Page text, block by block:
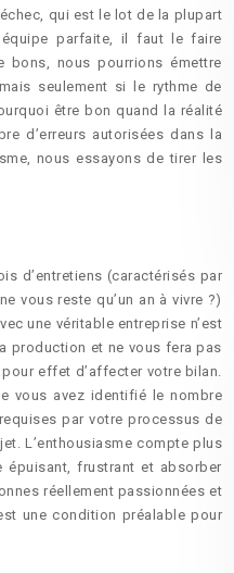
qui est le lot de la plupart
parfaite, il faut le faire
nous pourrions émettre
seulement si le rythme de
être bon quand la réalité
d’erreurs autorisées dans la
nous essayons de tirer les
d’entretiens (caractérisés par
vous reste qu’un an à vivre ?)
une véritable entreprise n’est
production et ne vous fera pas
effet d’affecter votre bilan.
vous avez identifié le nombre
par votre processus de
L’enthousiasme compte plus
épuisant, frustrant et absorber
réellement passionnées et
une condition préalable pour